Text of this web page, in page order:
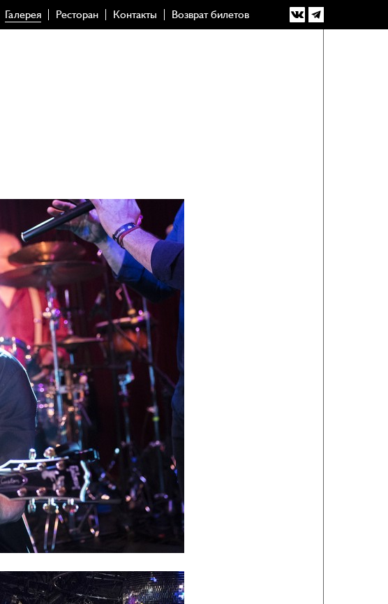
Галерея Ресторан Контакты Возврат билетов